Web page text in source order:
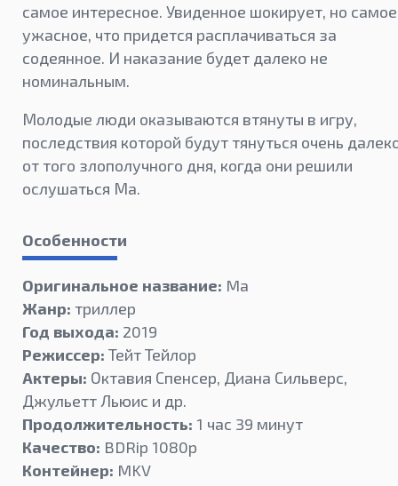
самое интересное. Увиденное шокирует, но самое
ужасное, что придется расплачиваться за
содеянное. И наказание будет далеко не
номинальным.
Молодые люди оказываются втянуты в игру,
последствия которой будут тянуться очень
от того злополучного дня, когда они решили
ослушаться Ма.
Особенности
Оригинальное название: Ma
Жанр: триллер
Год выхода: 2019
Режиссер: Тейт Тейлор
Актеры: Октавия Спенсер, Диана Сильверс,
Джульетт Льюис и др.
Продолжительность: 1 час 39 минут
Качество: BDRip 1080p
Контейнер: MKV